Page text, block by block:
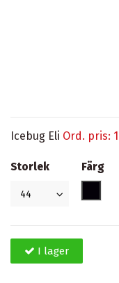
Icebug Eli Ord. pris:
Storlek
Färg
I lager